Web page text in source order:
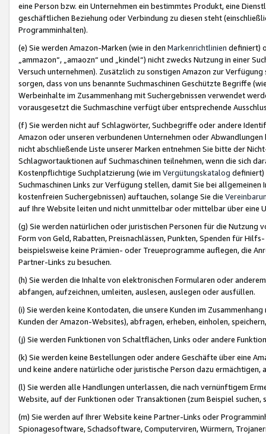
eine Person bzw. ein Unternehmen ein bestimmtes Produkt, eine
geschäftlichen Beziehung oder Verbindung zu diesen steht
Programminhalten).
(e) Sie werden Amazon-Marken (wie in den Markenrichtlinien definiert)
„ammazon“, „amaozn“ und „kindel“) nicht zwecks Nutzung in einer
Versuch unternehmen). Zusätzlich zu sonstigen Amazon zur
sorgen, dass von uns benannte Suchmaschinen Geschützte Begriffe
Werbeinhalte im Zusammenhang mit Suchergebnissen verwendet
vorausgesetzt die Suchmaschine verfügt über entsprechende
(f) Sie werden nicht auf Schlagwörter, Suchbegriffe oder andere
Amazon oder unseren verbundenen Unternehmen oder
nicht abschließende Liste unserer Marken entnehmen Sie bitte der
Schlagwortauktionen auf Suchmaschinen teilnehmen, wenn die sich
Kostenpflichtige Suchplatzierung (wie im Vergütungskatalog definiert)
Suchmaschinen Links zur Verfügung stellen, damit Sie bei
kostenfreien Suchergebnissen) auftauchen, solange Sie die
auf Ihre Website leiten und nicht unmittelbar oder mittelbar über eine
(g) Sie werden natürlichen oder juristischen Personen für die Nutzung
Form von Geld, Rabatten, Preisnachlässen, Punkten, Spenden für
beispielsweise keine Prämien- oder Treueprogramme auflegen, die
Partner-Links zu besuchen.
(h) Sie werden die Inhalte von elektronischen Formularen oder
abfangen, aufzeichnen, umleiten, auslesen, auslegen oder ausfüllen.
(i) Sie werden keine Kontodaten, die unsere Kunden im
Kunden der Amazon-Websites), abfragen, erheben, einholen,
(j) Sie werden Funktionen von Schaltflächen, Links oder andere
(k) Sie werden keine Bestellungen oder andere Geschäfte über eine
und keine andere natürliche oder juristische Person dazu
(l) Sie werden alle Handlungen unterlassen, die nach vernünftigem
Website, auf der Funktionen oder Transaktionen (zum Beispiel
(m) Sie werden auf Ihrer Website keine Partner-Links oder
Spionagesoftware, Schadsoftware, Computerviren, Würmern,